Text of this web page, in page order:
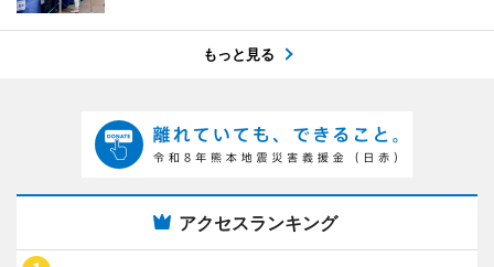
もっと見る
アクセスランキング